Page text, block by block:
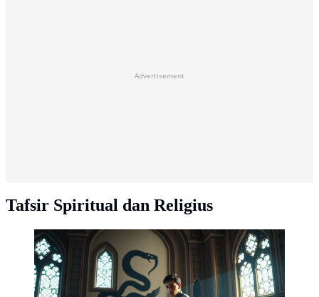
Advertisement
Tafsir Spiritual dan Religius